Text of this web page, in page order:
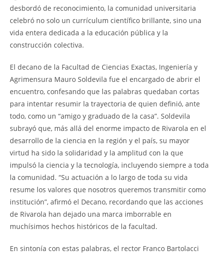
desbordó de reconocimiento, la comunidad universitaria
celebró no solo un currículum científico brillante, sino una
vida entera dedicada a la educación pública y la
construcción colectiva.
El decano de la Facultad de Ciencias Exactas, Ingeniería y
Agrimensura Mauro Soldevila fue el encargado de abrir el
encuentro, confesando que las palabras quedaban cortas
para intentar resumir la trayectoria de quien definió, ante
todo, como un “amigo y graduado de la casa”. Soldevila
subrayó que, más allá del enorme impacto de Rivarola en el
desarrollo de la ciencia en la región y el país, su mayor
virtud ha sido la solidaridad y la amplitud con la que
impulsó la ciencia y la tecnología, incluyendo siempre a toda
la comunidad. “Su actuación a lo largo de toda su vida
resume los valores que nosotros queremos transmitir como
institución”, afirmó el Decano, recordando que las acciones
de Rivarola han dejado una marca imborrable en
muchísimos hechos históricos de la facultad.
En sintonía con estas palabras, el rector Franco Bartolacci